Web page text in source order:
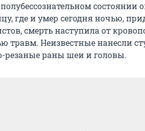
состоянии
где и умер сегодня ночью,
смерть наступила от
травм. Неизвестные нанесли
резаные раны шеи и головы.